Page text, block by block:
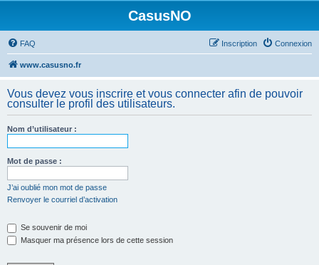
CasusNO
FAQ Connexion
Inscription
www.casusno.fr
Vous devez vous inscrire et vous connecter afin de pouvoir
consulter le profil des utilisateurs.
Nom d’utilisateur :
Mot de passe :
J’ai oublié mon mot de passe
Renvoyer le courriel d’activation
Se souvenir de moi
Masquer ma présence lors de cette session